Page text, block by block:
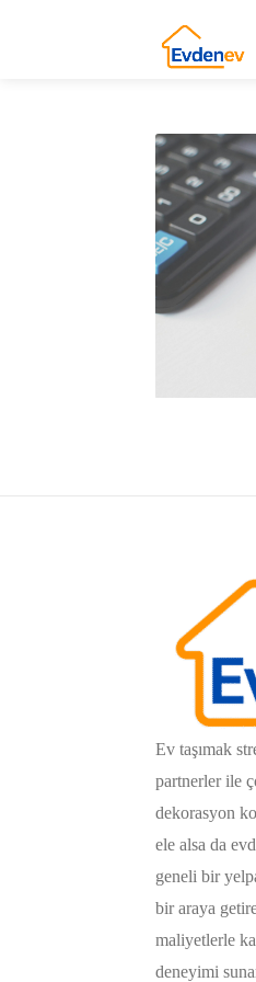
Ev taşımak
partnerler ile
dekorasyon
ele alsa da
geneli bir
bir araya
maliyetlerle
deneyimi